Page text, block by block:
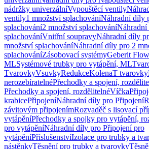
nádržky univerzálníVypouštěcí ventily
ventily1 množství splachováníNáhradní díly
splachování2 množství splachování
splachováníVnitřní soupravyNáhradní díly
množství splachováníNáhradní díly pro 2
splachováníZásobovací systémyGeberit
MLSystémové trubky pro vytápění, ML
TvarovkyVsuvkyRedukceKolenaT tvarovky
nerozebíratelnéPřechodky a spojení,
Přechodky a spojení, rozdělitelnéVíčka
krabicePřipojeníNáhradní díly pro Připojení
závitovým připojenímRozvaděč s lisovací
vytápěníPřechodky a spojky pro vytápění,
pro vytápěníNáhradní díly pro Připojení pro
vytápěníPříslušenstvíIzolace pro trubky a
nástěnkyTěsnění pro trubky a tvarovky